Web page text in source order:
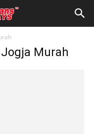
Murah